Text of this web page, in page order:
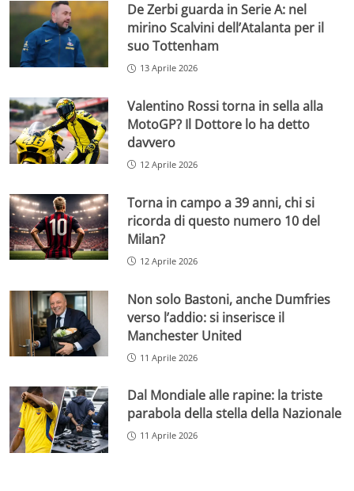
De Zerbi guarda in Serie A: nel
mirino Scalvini dell’Atalanta per il
suo Tottenham
13 Aprile 2026
Valentino Rossi torna in sella alla
MotoGP? Il Dottore lo ha detto
davvero
12 Aprile 2026
Torna in campo a 39 anni, chi si
ricorda di questo numero 10 del
Milan?
12 Aprile 2026
Non solo Bastoni, anche Dumfries
verso l’addio: si inserisce il
Manchester United
11 Aprile 2026
Dal Mondiale alle rapine: la triste
parabola della stella della Nazionale
11 Aprile 2026